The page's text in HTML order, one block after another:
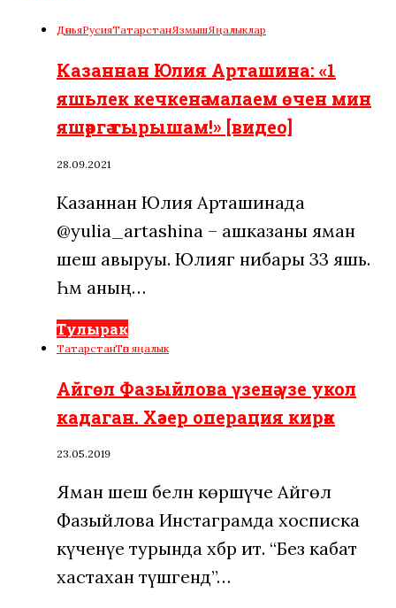
ДөньяРусияТатарстанЯзмышЯңалыклар
Казаннан Юлия Арташина: «1
яшьлек кечкенә малаем өчен мин
яшәргә тырышам!» [видео]
28.09.2021
Казаннан Юлия Арташинада
@yulia_artashina – ашказаны яман
шеш авыруы. Юлиягә нибары 33 яшь.
Һәм аның…
Тулырак
ТатарстанТөп яңалык
Айгөл Фазыйлова үзенә үзе укол
кадаган. Хәзер операция кирәк
23.05.2019
Яман шеш белән көрәшүче Айгөл
Фазыйлова Инстаграмда хосписка
күченүе турында хәбәр итә. “Без кабат
хастаханә түшәгендә”…